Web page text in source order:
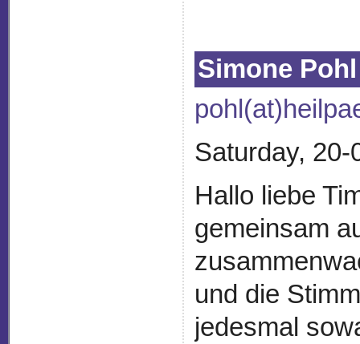
Simone
Saturday, 20-
Hallo liebe
gemeinsam
und die
jedesmal